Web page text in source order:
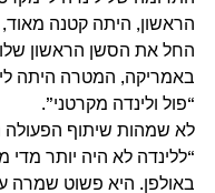
הראשון, היתה קטנה
החל את הסשן הראשון
באמריקה, המטרה היתה
“פול ולינדה מקרטני”.
לא שמהות שיתוף הפעולה
“ללינדה לא היה יותר מדי
באולפן. היא פשוט שמרה